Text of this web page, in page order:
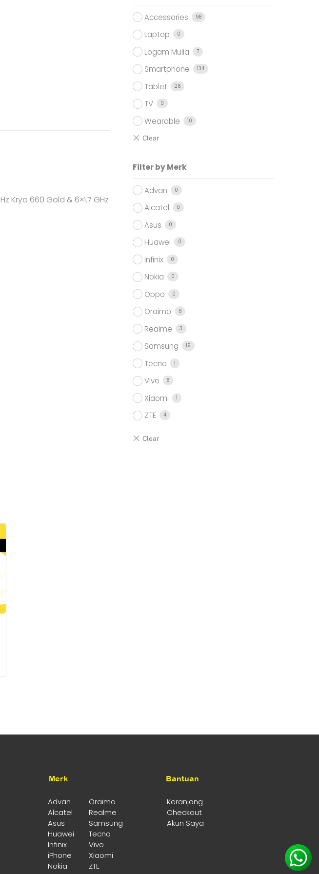
Kryo 660 Gold & 6×1.7 GHz
Accessories 98
Laptop 0
Logam Mulia 7
Smartphone 134
Tablet 26
TV 0
Wearable 10
Filter by Merk
Advan 0
Alcatel 0
Asus 0
Huawei 0
Infinix 0
Nokia 0
Oppo 0
Oraimo 6
Realme 3
Samsung 19
Tecno 1
Vivo 8
Xiaomi 1
ZTE 4
Merk
Advan
Oraimo
Alcatel
Realme
Asus
Samsung
Huawei
Tecno
Infinix
Vivo
iPhone
Xiaomi
Nokia
ZTE
Bantuan
Keranjang
Checkout
Akun Saya